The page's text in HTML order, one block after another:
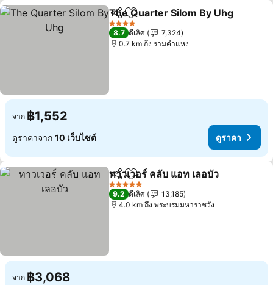
แชร์ เพิ่มในรายการโปรด
The Quarter Silom By Uhg
4 ดาว
8.7 ดีเลิศ
7,324
0.7 km ถึง รามคำแหง
จาก ฿1,552
ดูราคาจาก 10 เว็บไซต์ ดูราคา
แชร์ เพิ่มในรายการโปรด
ทาวเวอร์ คลับ แอท เลอบัว
5 ดาว
9.2 ดีเลิศ
13,185
4.0 km ถึง พระบรมมหาราชวัง
จาก ฿3,068